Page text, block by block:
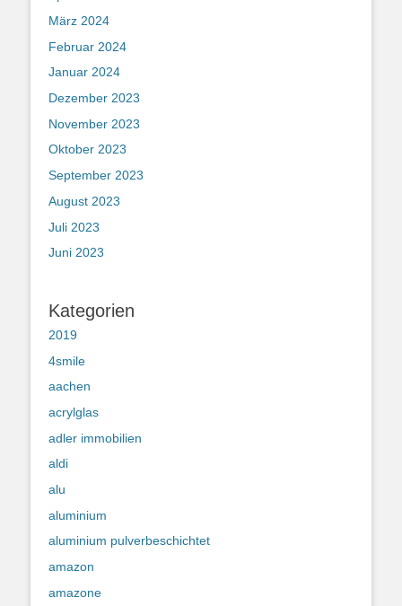
März 2024
Februar 2024
Januar 2024
Dezember 2023
November 2023
Oktober 2023
September 2023
August 2023
Juli 2023
Juni 2023
Kategorien
2019
4smile
aachen
acrylglas
adler immobilien
aldi
alu
aluminium
aluminium pulverbeschichtet
amazon
amazone